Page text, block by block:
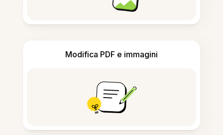
Modifica PDF e immagini